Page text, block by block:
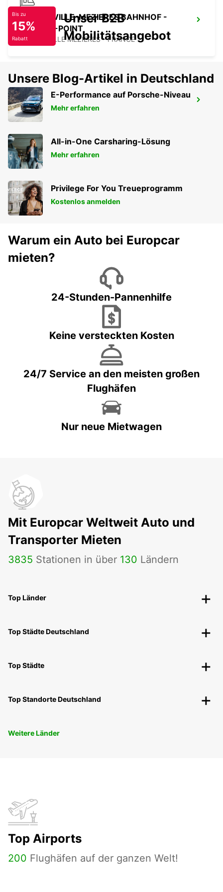
CHARLEVILLE-MEZIERES BAHNHOF -
SERVICE-POINT
CHARLEVILLE MEZIERES - FRANCE
CHARLEVILLE-MEZIERES
CHARLEVILLE MEZIERES - FRANCE
Bis zu
15%
Rabatt
Unser B2B
Mobilitätsangebot
Unsere Blog-Artikel in Deutschland
E-Performance auf Porsche-Niveau
Mehr erfahren
All-in-One Carsharing-Lösung
Mehr erfahren
Privilege For You Treueprogramm
Kostenlos anmelden
Warum ein Auto bei Europcar
mieten?
24-Stunden-Pannenhilfe
Keine versteckten Kosten
24/7 Service an den meisten großen
Flughäfen
Nur neue Mietwagen
Mit Europcar Weltweit Auto und
Transporter Mieten
3835 Stationen in über 130 Ländern
Top Länder
Top Städte Deutschland
Top Städte
Top Standorte Deutschland
Weitere Länder
Top Airports
200 Flughäfen auf der ganzen Welt!